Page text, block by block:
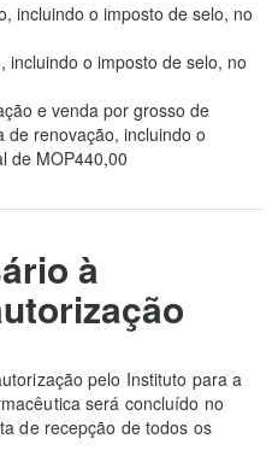
incluindo o imposto de selo, no
incluindo o imposto de selo, no
e venda por grosso de
de renovação, incluindo o
de MOP440,00
à
pelo Instituto para a
será concluído no
de recepção de todos os